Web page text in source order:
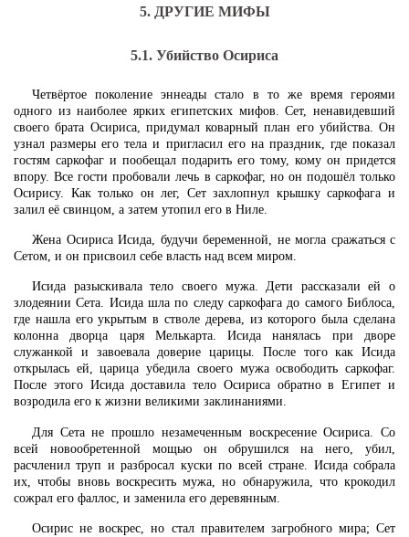
5. ДРУГИЕ МИФЫ
5.1. Убийство Осириса
Четвёртое поколение эннеады стало в то же время героями
одного из наиболее ярких египетских мифов. Сет, ненавидевший
своего брата Осириса, придумал коварный план его убийства. Он
узнал размеры его тела и пригласил его на праздник, где показал
гостям саркофаг и пообещал подарить его тому, кому он придется
впору. Все гости пробовали лечь в саркофаг, но он подошёл только
Осирису. Как только он лег, Сет захлопнул крышку саркофага и
залил её свинцом, а затем утопил его в Ниле.
Жена Осириса Исида, будучи беременной, не могла сражаться с
Сетом, и он присвоил себе власть над всем миром.
Исида разыскивала тело своего мужа. Дети рассказали ей о
злодеянии Сета. Исида шла по следу саркофага до самого Библоса,
где нашла его укрытым в стволе дерева, из которого была сделана
колонна дворца царя Мелькарта. Исида нанялась при дворе
служанкой и завоевала доверие царицы. После того как Исида
открылась ей, царица убедила своего мужа освободить саркофаг.
После этого Исида доставила тело Осириса обратно в Египет и
возродила его к жизни великими заклинаниями.
Для Сета не прошло незамеченным воскресение Осириса. Со
всей новообретенной мощью он обрушился на него, убил,
расчленил труп и разбросал куски по всей стране. Исида собрала
их, чтобы вновь воскресить мужа, но обнаружила, что крокодил
сожрал его фаллос, и заменила его деревянным.
Осирис не воскрес, но стал правителем загробного мира; Сет